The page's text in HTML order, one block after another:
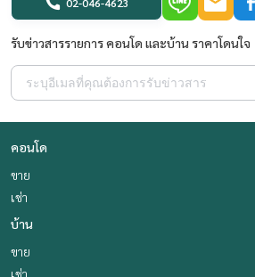
รับข่าวสารรายการ คอนโด และบ้าน ราคาโดนใจ
คอนโด
ขาย
เช่า
บ้าน
ขาย
เช่า